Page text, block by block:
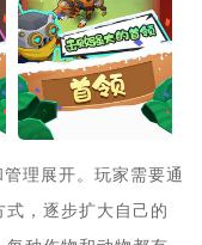
理展开。玩家需要通
，逐步扩大自己的